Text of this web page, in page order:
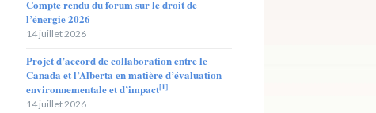
Compte rendu du forum sur le droit de
l’énergie 2026
14 juillet 2026
Projet d’accord de collaboration entre le
Canada et l’Alberta en matière d’évaluation
environnementale et d’impact[1]
14 juillet 2026